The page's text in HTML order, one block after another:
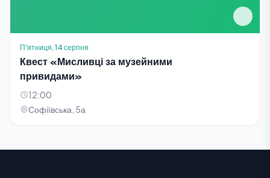
П'ятниця, 14 серпня
Квест «Мисливці за музейними
привидами»
12:00
Софіївська, 5а